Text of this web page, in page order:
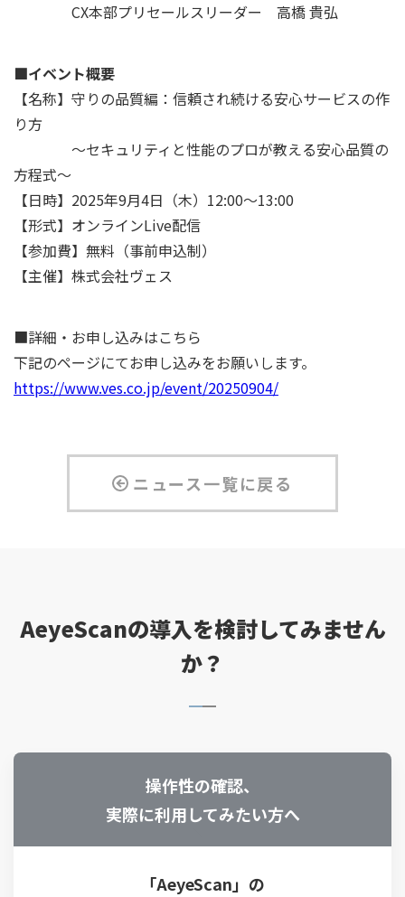
CX本部プリセールスリーダー 高橋 貴弘
■イベント概要
【名称】守りの品質編：信頼され続ける安心サービスの作
り方
〜セキュリティと性能のプロが教える安心品質の
方程式〜
【日時】2025年9月4日（木）12:00〜13:00
【形式】オンラインLive配信
【参加費】無料（事前申込制）
【主催】株式会社ヴェス
■詳細・お申し込みはこちら
下記のページにてお申し込みをお願いします。
https://www.ves.co.jp/event/20250904/
ニュース一覧に戻る
AeyeScanの導入を検討してみません
か？
操作性の確認、
実際に利用してみたい方へ
「AeyeScan」の